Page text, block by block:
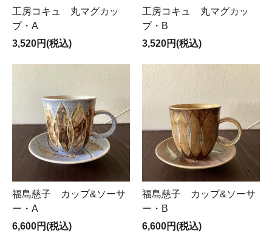
工房コキュ 丸マグカッ
プ・A
3,520円(税込)
工房コキュ 丸マグカッ
プ・B
3,520円(税込)
福島慈子 カップ&ソーサ
ー・A
6,600円(税込)
福島慈子 カップ&ソーサ
ー・B
6,600円(税込)